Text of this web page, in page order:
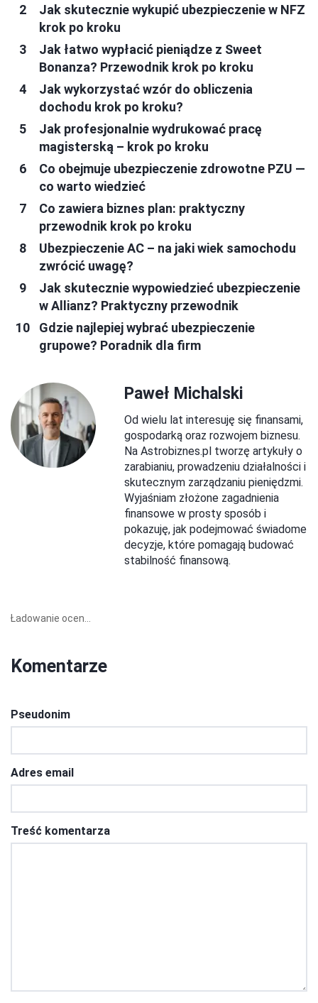
Jak skutecznie wykupić ubezpieczenie w NFZ
krok po kroku
Jak łatwo wypłacić pieniądze z Sweet
Bonanza? Przewodnik krok po kroku
Jak wykorzystać wzór do obliczenia
dochodu krok po kroku?
Jak profesjonalnie wydrukować pracę
magisterską – krok po kroku
Co obejmuje ubezpieczenie zdrowotne PZU —
co warto wiedzieć
Co zawiera biznes plan: praktyczny
przewodnik krok po kroku
Ubezpieczenie AC – na jaki wiek samochodu
zwrócić uwagę?
Jak skutecznie wypowiedzieć ubezpieczenie
w Allianz? Praktyczny przewodnik
Gdzie najlepiej wybrać ubezpieczenie
grupowe? Poradnik dla firm
Paweł Michalski
Od wielu lat interesuję się finansami,
gospodarką oraz rozwojem biznesu.
Na Astrobiznes.pl tworzę artykuły o
zarabianiu, prowadzeniu działalności i
skutecznym zarządzaniu pieniędzmi.
Wyjaśniam złożone zagadnienia
finansowe w prosty sposób i
pokazuję, jak podejmować świadome
decyzje, które pomagają budować
stabilność finansową.
Ładowanie ocen...
Komentarze
Pseudonim
Adres email
Treść komentarza